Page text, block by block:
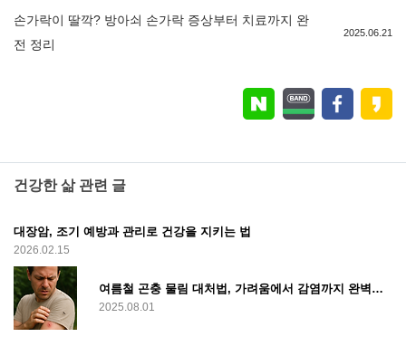
손가락이 딸깍? 방아쇠 손가락 증상부터 치료까지 완
전 정리
2025.06.21
건강한 삶 관련 글
대장암, 조기 예방과 관리로 건강을 지키는 법
2026.02.15
여름철 곤충 물림 대처법, 가려움에서 감염까지 완벽히 관리하기
2025.08.01